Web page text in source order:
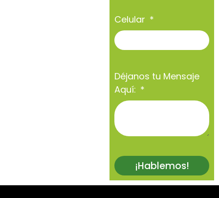
Celular
Déjanos tu Mensaje
Aquí:
¡Hablemos!